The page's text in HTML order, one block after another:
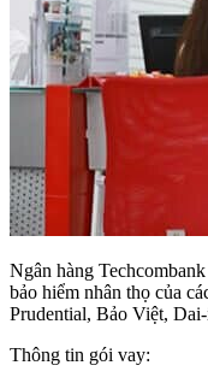
Ngân hàng
bảo hiểm nhân thọ của
Prudential, Bảo Việt,
Thông tin gói vay: